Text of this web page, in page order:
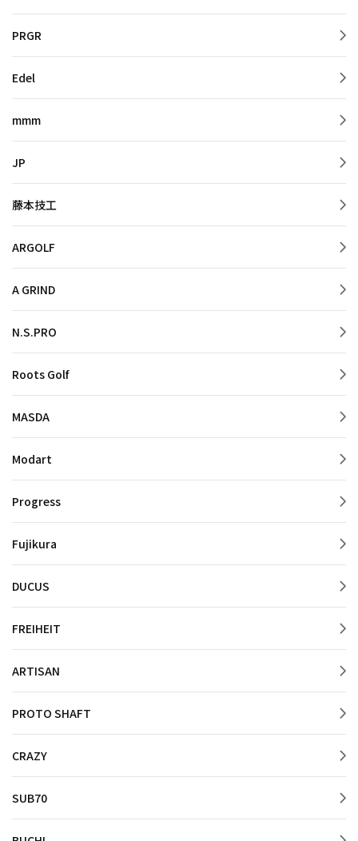
PRGR
Edel
mmm
JP
藤本技工
ARGOLF
A GRIND
N.S.PRO
Roots Golf
MASDA
Modart
Progress
Fujikura
DUCUS
FREIHEIT
ARTISAN
PROTO SHAFT
CRAZY
SUB70